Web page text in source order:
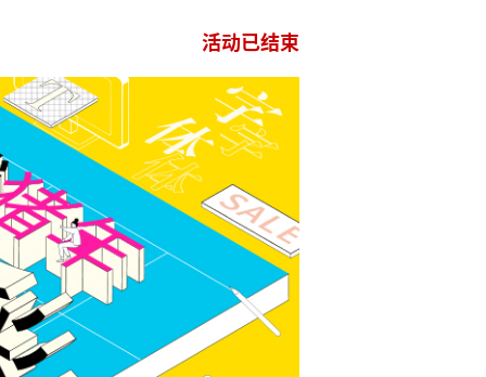
活动已结束